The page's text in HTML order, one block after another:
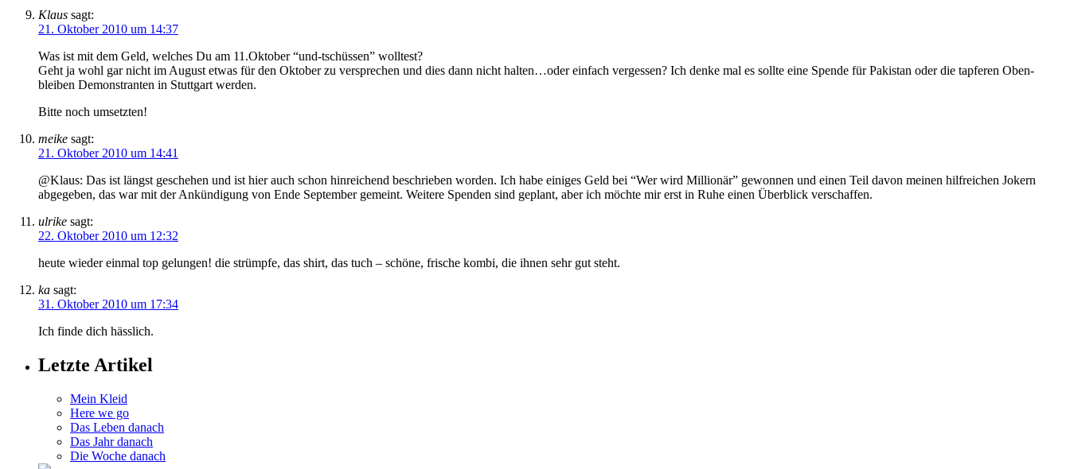
Klaus sagt:
21. Oktober 2010 um 14:37
Was ist mit dem Geld, welches Du am 11.Oktober “und-tschüssen” wolltest?
Geht ja wohl gar nicht im August etwas für den Oktober zu versprechen und dies dann nicht halten…oder einfach vergessen? Ich denke mal es sollte eine Spende für Pakistan oder die tapferen Oben-
bleiben Demonstranten in Stuttgart werden.
Bitte noch umsetzten!
meike sagt:
21. Oktober 2010 um 14:41
@Klaus: Das ist längst geschehen und ist hier auch schon hinreichend beschrieben worden. Ich habe einiges Geld bei “Wer wird Millionär” gewonnen und einen Teil davon meinen hilfreichen Jokern
abgegeben, das war mit der Ankündigung von Ende September gemeint. Weitere Spenden sind geplant, aber ich möchte mir erst in Ruhe einen Überblick verschaffen.
ulrike sagt:
22. Oktober 2010 um 12:32
heute wieder einmal top gelungen! die strümpfe, das shirt, das tuch – schöne, frische kombi, die ihnen sehr gut steht.
ka sagt:
31. Oktober 2010 um 17:34
Ich finde dich hässlich.
Letzte Artikel
Mein Kleid
Here we go
Das Leben danach
Das Jahr danach
Die Woche danach